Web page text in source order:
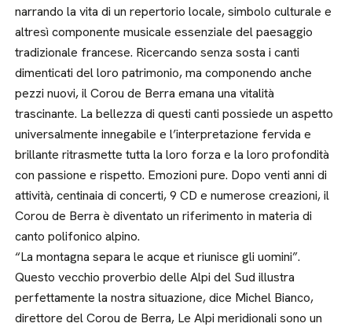
narrando la vita di un repertorio locale, simbolo culturale e
altresì componente musicale essenziale del paesaggio
tradizionale francese. Ricercando senza sosta i canti
dimenticati del loro patrimonio, ma componendo anche
pezzi nuovi, il Corou de Berra emana una vitalità
trascinante. La bellezza di questi canti possiede un aspetto
universalmente innegabile e l’interpretazione fervida e
brillante ritrasmette tutta la loro forza e la loro profondità
con passione e rispetto. Emozioni pure. Dopo venti anni di
attività, centinaia di concerti, 9 CD e numerose creazioni, il
Corou de Berra è diventato un riferimento in materia di
canto polifonico alpino.
“La montagna separa le acque et riunisce gli uomini”.
Questo vecchio proverbio delle Alpi del Sud illustra
perfettamente la nostra situazione, dice Michel Bianco,
direttore del Corou de Berra, Le Alpi meridionali sono un